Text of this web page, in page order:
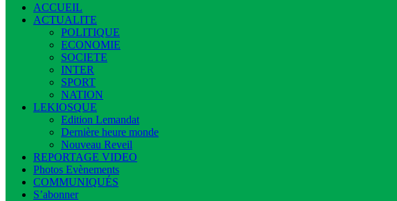
ACCUEIL
ACTUALITE
POLITIQUE
ECONOMIE
SOCIETE
INTER
SPORT
NATION
LEKIOSQUE
Edition Lemandat
Dernière heure monde
Nouveau Reveil
REPORTAGE VIDEO
Photos Evènements
COMMUNIQUÉS
S’abonner